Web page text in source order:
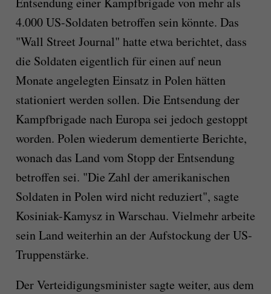
4.000 US-Soldaten betroffen sein könnte. Das
"Wall Street Journal" hatte etwa berichtet, dass
die Soldaten eigentlich für einen auf neun
Monate angelegten Einsatz in Polen hätten
stationiert werden sollen. Die Entsendung der
Kampfbrigade nach Europa sei jedoch gestoppt
worden. Polen wiederum dementierte Berichte,
wonach das Land vom Stopp der Entsendung
betroffen sei. "Die Zahl der amerikanischen
Soldaten in Polen wird nicht reduziert", sagte
Kosiniak-Kamysz in Warschau. Vielmehr arbeite
sein Land weiterhin an der Aufstockung der US-
Truppenstärke.
Der Verteidigungsminister sagte weiter, aus dem